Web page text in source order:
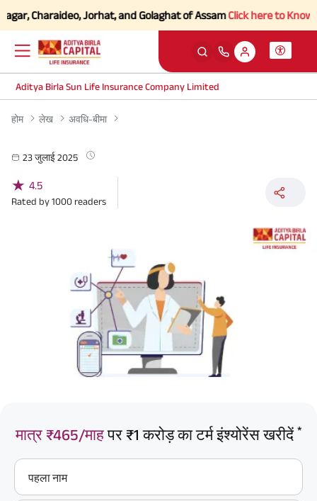
Charaideo, Jorhat, and Golaghat of AssamClick here to Know
Aditya Birla Sun Life Insurance Company Limited
होम लेख अवधि-बीमा
23 जुलाई 2025
★ 4.5
Rated by1000 readers
मात्र ₹465/माहपर ₹1 करोड़ का टर्म इंश्योरेंस खरीदें *
पहला नाम